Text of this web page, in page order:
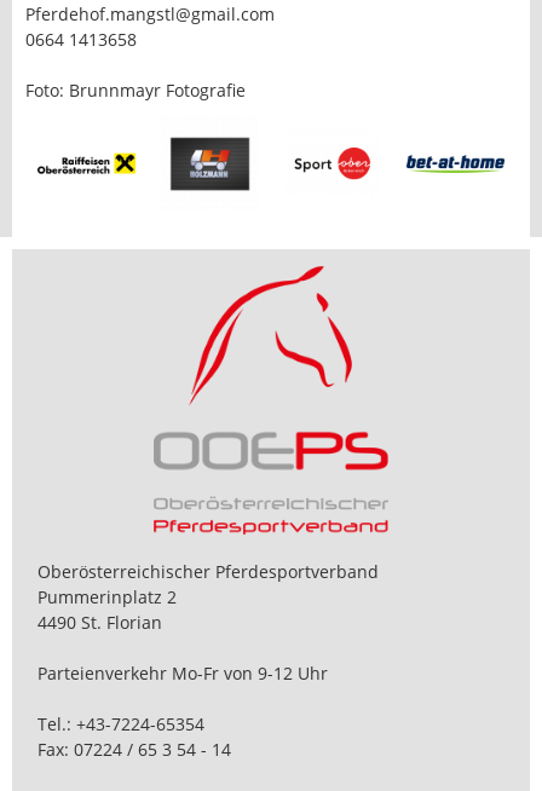
Pferdehof.mangstl@gmail.com
0664 1413658
Foto: Brunnmayr Fotografie
Oberösterreichischer Pferdesportverband
Pummerinplatz 2
4490 St. Florian
Parteienverkehr Mo-Fr von 9-12 Uhr
Tel.: +43-7224-65354
Fax: 07224 / 65 3 54 - 14